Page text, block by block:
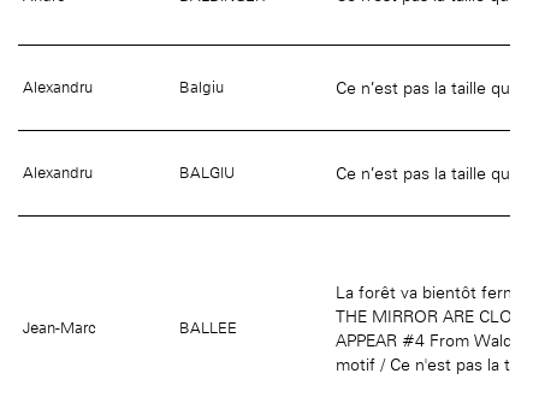
Alexandru Balgiu Ce n’est pas la taille qui
Alexandru BALGIU Ce n’est pas la taille qui
Jean-Marc BALLEE
La forêt va bientôt fermer
THE MIRROR ARE
APPEAR #4 From Walden
motif / Ce n'est pas la